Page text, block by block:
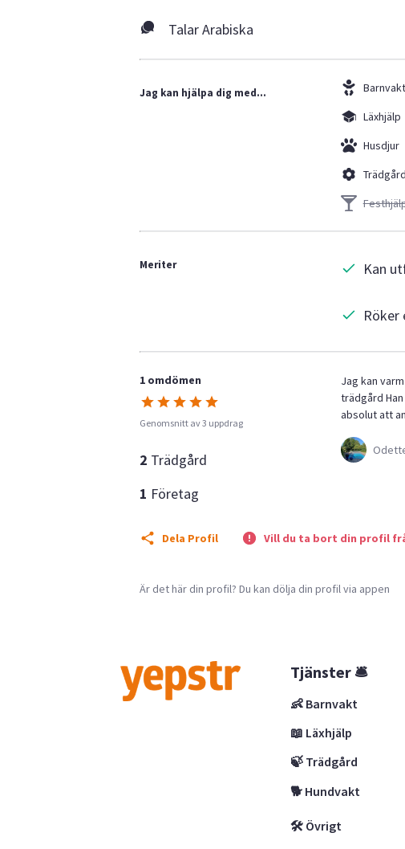
Talar Arabiska
Jag kan hjälpa dig med...
Barnvakt
Läxhjälp
Husdjur
Trädgård
Meriter Kan
Röker
1 omdömen
Genomsnitt av 3 uppdrag
2 Trädgård
1 Företag
Jag kan
trädgård
absolut att
Dela Profil Vill du ta bort din profil
Är det här din profil? Du kan dölja din profil via appen
Tjänster 🛎
👶 Barnvakt
📖 Läxhjälp
🍃 Trädgård
🐕 Hundvakt
🛠 Övrigt